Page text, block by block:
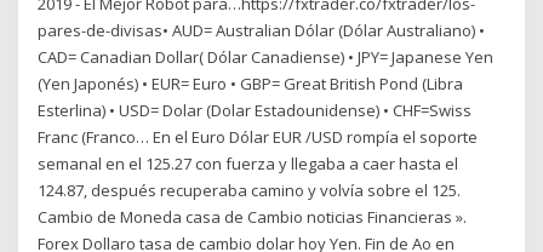
pares-de-divisas• AUD= Australian Dólar (Dólar Australiano) •
CAD= Canadian Dollar( Dólar Canadiense) • JPY= Japanese Yen
(Yen Japonés) • EUR= Euro • GBP= Great British Pond (Libra
Esterlina) • USD= Dolar (Dolar Estadounidense) • CHF=Swiss
Franc (Franco… En el Euro Dólar EUR /USD rompía el soporte
semanal en el 125.27 con fuerza y llegaba a caer hasta el
124.87, después recuperaba camino y volvía sobre el 125.
Cambio de Moneda casa de Cambio noticias Financieras ».
Forex Dollaro tasa de cambio dolar hoy Yen. Fin de Ao en